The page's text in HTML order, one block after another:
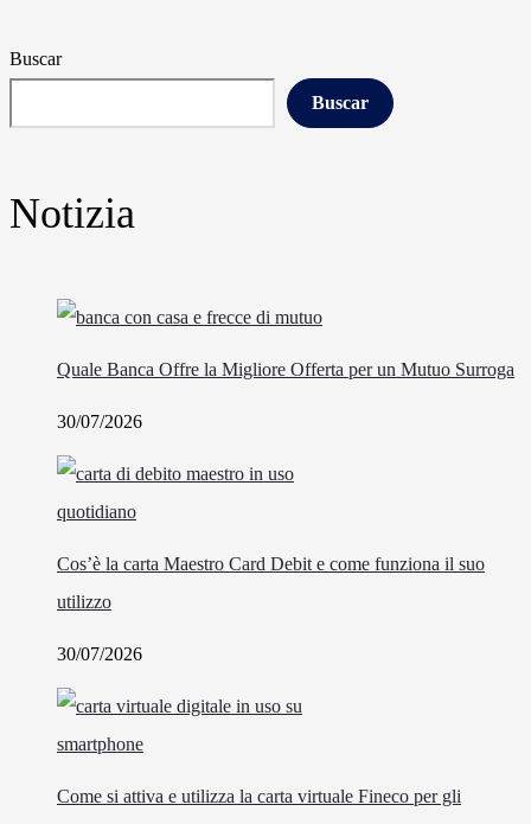
Buscar
Buscar
Notizia
Quale Banca Offre la Migliore Offerta per un Mutuo Surroga
30/07/2026
Cos’è la carta Maestro Card Debit e come funziona il suo
utilizzo
30/07/2026
Come si attiva e utilizza la carta virtuale Fineco per gli